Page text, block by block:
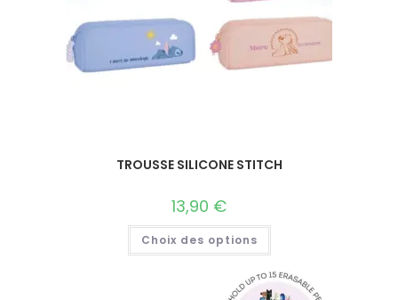
TROUSSE SILICONE STITCH
13,90 €
Choix des options